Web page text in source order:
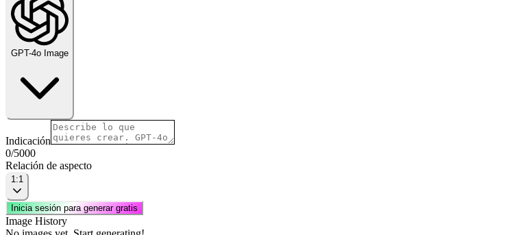
GPT-4o Image
Indicación
0/5000
Relación de aspecto
1:1
Inicia sesión para generar gratis
Image History